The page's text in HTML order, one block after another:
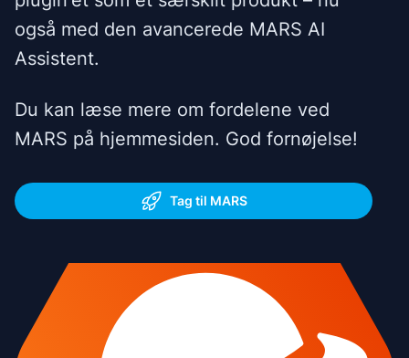
også med den avancerede MARS AI
Assistent.
Du kan læse mere om fordelene ved
MARS på hjemmesiden. God fornøjelse!
Tag til MARS